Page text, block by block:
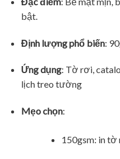
bật.
Định lượng phổ biến:
Ứng dụng: Tờ rơi,
lịch treo tường
Mẹo chọn:
150gsm: in tờ